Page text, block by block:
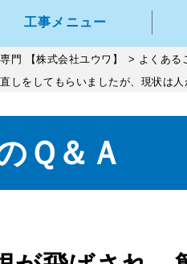
工事メニュー
門 【株式会社ユウワ】 > よくある
しをしてもらいましたが、現状は
Ｑ＆Ａ